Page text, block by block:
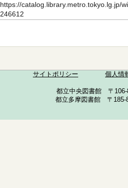
https://catalog.library.metro.tokyo.lg.jp/
246612
サイトポリシー 個人情
都立中央図書館 〒
都立多摩図書館 〒185-